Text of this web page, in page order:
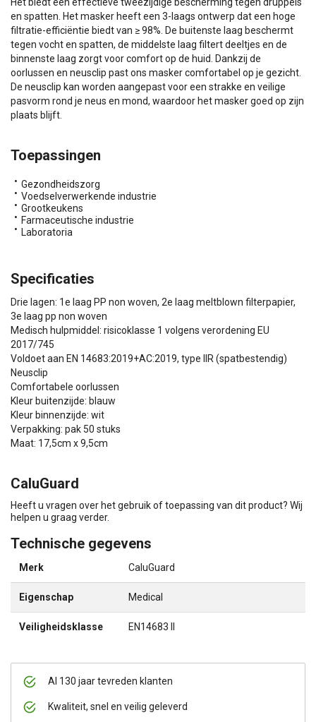
Al 130 jaar tevreden klanten
Kwaliteit, snel en veilig geleverd
en spatten. Het masker heeft een 3-laags ontwerp dat een hoge
filtratie-efficiëntie biedt van ≥ 98%. De buitenste laag beschermt
tegen vocht en spatten, de middelste laag filtert deeltjes en de
binnenste laag zorgt voor comfort op de huid. Dankzij de
oorlussen en neusclip past ons masker comfortabel op je gezicht.
De neusclip kan worden aangepast voor een strakke en veilige
pasvorm rond je neus en mond, waardoor het masker goed op zijn
plaats blijft.
Toepassingen
Gezondheidszorg
Voedselverwerkende industrie
Grootkeukens
Farmaceutische industrie
Laboratoria
Specificaties
Drie lagen: 1e laag PP non woven, 2e laag meltblown filterpapier,
3e laag pp non woven
Medisch hulpmiddel: risicoklasse 1 volgens verordening EU
2017/745
Voldoet aan EN 14683:2019+AC:2019, type IIR (spatbestendig)
Neusclip
Comfortabele oorlussen
Kleur buitenzijde: blauw
Kleur binnenzijde: wit
Verpakking: pak 50 stuks
Maat: 17,5cm x 9,5cm
CaluGuard
Heeft u vragen over het gebruik of toepassing van dit product? Wij
helpen u graag verder.
Technische gegevens
Merk CaluGuard
Eigenschap Medical
Veiligheidsklasse EN14683 II